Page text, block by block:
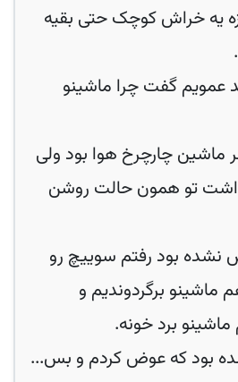
یه خراش کوچک حتی بقیه
گفت چرا ماشینو
چارچرخ هوا بود ولی
تو همون حالت روشن
نشده بود رفتم سوییچ رو
برگردوندیم و
برد خونه.
بود که عوض کردم و بس...